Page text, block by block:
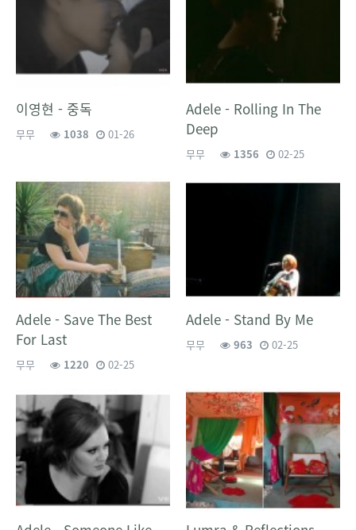
이영현 - 중독
무무 1038 01-26
Adele - Rolling In The
Deep
무무 1356 02-25
Adele - Save The Best
For Last
무무 1220 02-25
Adele - Stand By Me
무무 963 02-25